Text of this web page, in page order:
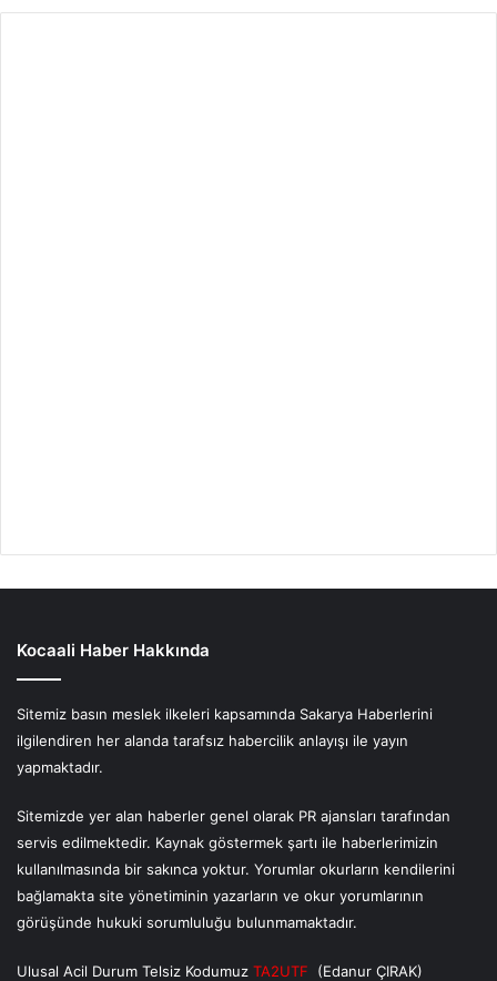
Kocaali Haber Hakkında
Sitemiz basın meslek ilkeleri kapsamında Sakarya Haberlerini
ilgilendiren her alanda tarafsız habercilik anlayışı ile yayın
yapmaktadır.
Sitemizde yer alan haberler genel olarak PR ajansları tarafından
servis edilmektedir. Kaynak göstermek şartı ile haberlerimizin
kullanılmasında bir sakınca yoktur. Yorumlar okurların kendilerini
bağlamakta site yönetiminin yazarların ve okur yorumlarının
görüşünde hukuki sorumluluğu bulunmamaktadır.
Ulusal Acil Durum Telsiz Kodumuz TA2UTF (Edanur ÇIRAK)